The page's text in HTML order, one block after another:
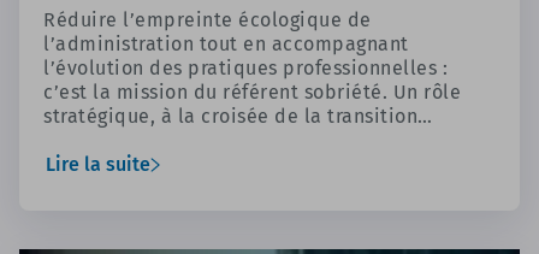
Réduire l’empreinte écologique de
l’administration tout en accompagnant
l’évolution des pratiques professionnelles :
c’est la mission du référent sobriété. Un rôle
stratégique, à la croisée de la transition
publique, que nous présente Laura Jouvert
Lire la suite